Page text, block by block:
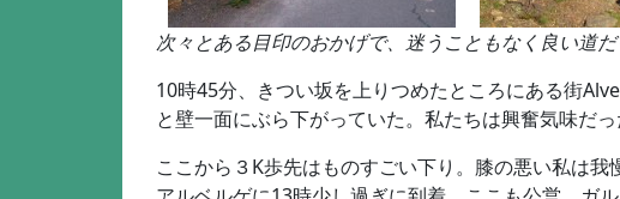
次々とある目印のおかげで、迷うこともなく良い道だ
10時45分、きつい坂を上りつめたところにある街
と壁一面にぶら下がっていた。私たちは興奮気味だ
ここから３K歩先はものすごい下り。膝の悪い私は我